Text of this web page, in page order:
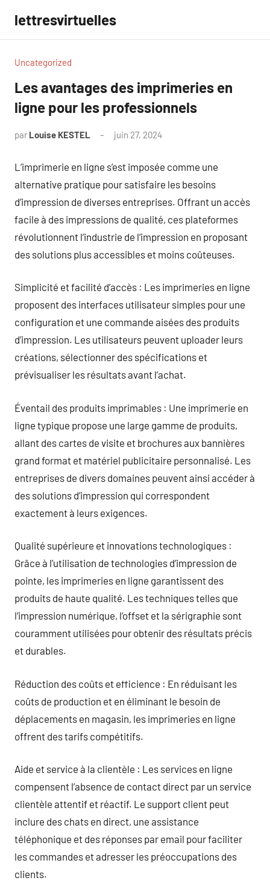
contenu
lettresvirtuelles
Uncategorized
Les avantages des imprimeries en
ligne pour les professionnels
par Louise KESTEL juin 27, 2024
L’imprimerie en ligne s’est imposée comme une
alternative pratique pour satisfaire les besoins
d’impression de diverses entreprises. Offrant un accès
facile à des impressions de qualité, ces plateformes
révolutionnent l’industrie de l’impression en proposant
des solutions plus accessibles et moins coûteuses.
Simplicité et facilité d’accès : Les imprimeries en ligne
proposent des interfaces utilisateur simples pour une
configuration et une commande aisées des produits
d’impression. Les utilisateurs peuvent uploader leurs
créations, sélectionner des spécifications et
prévisualiser les résultats avant l’achat.
Éventail des produits imprimables : Une imprimerie en
ligne typique propose une large gamme de produits,
allant des cartes de visite et brochures aux bannières
grand format et matériel publicitaire personnalisé. Les
entreprises de divers domaines peuvent ainsi accéder à
des solutions d’impression qui correspondent
exactement à leurs exigences.
Qualité supérieure et innovations technologiques :
Grâce à l’utilisation de technologies d’impression de
pointe, les imprimeries en ligne garantissent des
produits de haute qualité. Les techniques telles que
l’impression numérique, l’offset et la sérigraphie sont
couramment utilisées pour obtenir des résultats précis
et durables.
Réduction des coûts et efficience : En réduisant les
coûts de production et en éliminant le besoin de
déplacements en magasin, les imprimeries en ligne
offrent des tarifs compétitifs.
Aide et service à la clientèle : Les services en ligne
compensent l’absence de contact direct par un service
clientèle attentif et réactif. Le support client peut
inclure des chats en direct, une assistance
téléphonique et des réponses par email pour faciliter
les commandes et adresser les préoccupations des
clients.